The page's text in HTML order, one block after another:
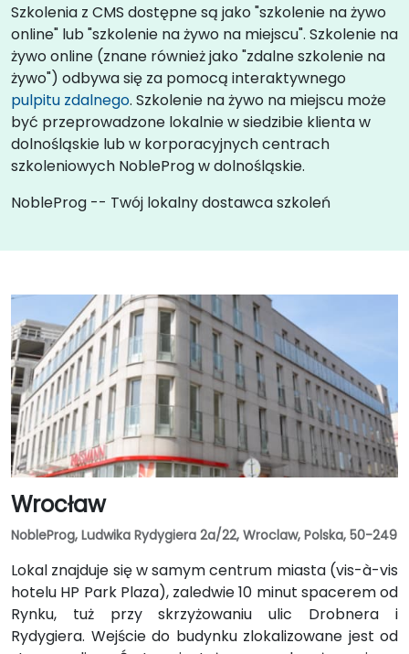
Szkolenia z CMS dostępne są jako "szkolenie na żywo
online" lub "szkolenie na żywo na miejscu". Szkolenie na
żywo online (znane również jako "zdalne szkolenie na
żywo") odbywa się za pomocą interaktywnego
pulpitu zdalnego. Szkolenie na żywo na miejscu może
być przeprowadzone lokalnie w siedzibie klienta w
dolnośląskie lub w korporacyjnych centrach
szkoleniowych NobleProg w dolnośląskie.
NobleProg -- Twój lokalny dostawca szkoleń
Wrocław
NobleProg, Ludwika Rydygiera 2a/22, Wroclaw, Polska, 50-249
Lokal znajduje się w samym centrum miasta (vis-à-vis
hotelu HP Park Plaza), zaledwie 10 minut spacerem od
Rynku, tuż przy skrzyżowaniu ulic Drobnera i
Rydygiera. Wejście do budynku zlokalizowane jest od